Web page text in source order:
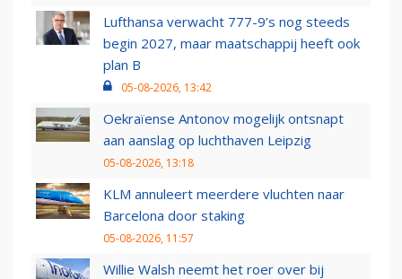
Lufthansa verwacht 777-9’s nog steeds
begin 2027, maar maatschappij heeft ook
plan B
05-08-2026, 13:42
Oekraïense Antonov mogelijk ontsnapt
aan aanslag op luchthaven Leipzig
05-08-2026, 13:18
KLM annuleert meerdere vluchten naar
Barcelona door staking
05-08-2026, 11:57
Willie Walsh neemt het roer over bij